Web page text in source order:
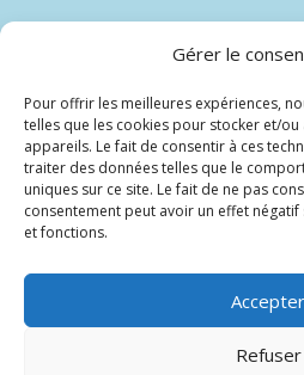
Gérer le
Pour offrir les meilleures expériences,
telles que les cookies pour stocker et/
appareils. Le fait de consentir à ces
traiter des données telles que le
uniques sur ce site. Le fait de ne pas
consentement peut avoir un effet
et fonctions.
Accepter
Refuser